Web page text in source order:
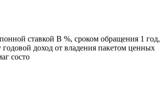
ставкой В %, сроком обращения 1 год,
доход от владения пакетом ценных
состо